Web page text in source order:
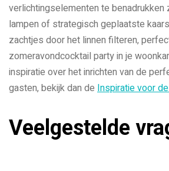
verlichtingselementen te benadrukken
lampen of strategisch geplaatste
zachtjes door het linnen filteren,
zomeravondcocktail party in je
inspiratie over het inrichten van de
gasten, bekijk dan de Inspiratie voor
Veelgestelde